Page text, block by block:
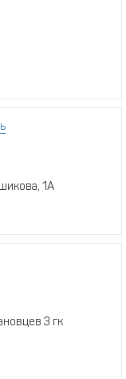
1А
3 гк